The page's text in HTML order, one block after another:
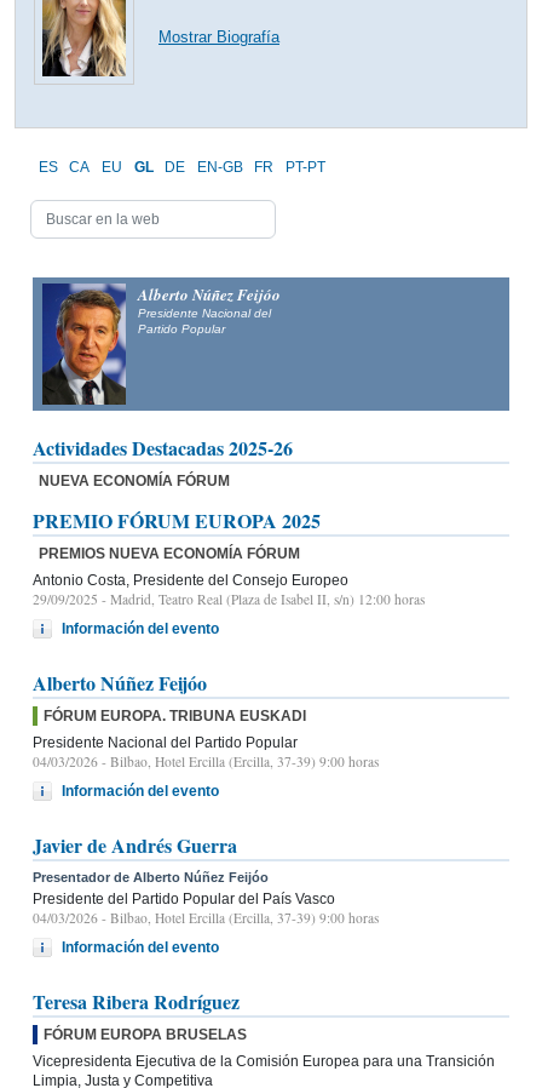
Mostrar Biografía
ES CA EU GL DE EN-GB FR PT-PT
Alberto Núñez Feijóo
Presidente Nacional del
Partido Popular
Actividades Destacadas 2025-26
NUEVA ECONOMÍA FÓRUM
PREMIO FÓRUM EUROPA 2025
PREMIOS NUEVA ECONOMÍA FÓRUM
Antonio Costa, Presidente del Consejo Europeo
29/09/2025 - Madrid, Teatro Real (Plaza de Isabel II, s/n) 12:00 horas
Información del evento
Alberto Núñez Feijóo
FÓRUM EUROPA. TRIBUNA EUSKADI
Presidente Nacional del Partido Popular
04/03/2026 - Bilbao, Hotel Ercilla (Ercilla, 37-39) 9:00 horas
Información del evento
Javier de Andrés Guerra
Presentador de Alberto Núñez Feijóo
Presidente del Partido Popular del País Vasco
04/03/2026 - Bilbao, Hotel Ercilla (Ercilla, 37-39) 9:00 horas
Información del evento
Teresa Ribera Rodríguez
FÓRUM EUROPA BRUSELAS
Vicepresidenta Ejecutiva de la Comisión Europea para una Transición
Limpia, Justa y Competitiva